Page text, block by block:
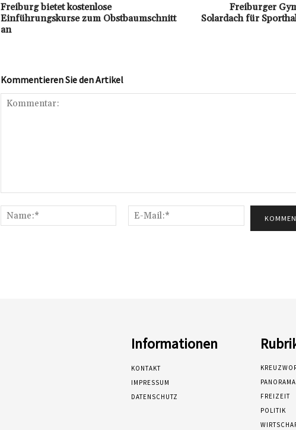
Freiburg bietet kostenlose
Einführungskurse zum Obstbaumschnitt
an
Freiburger
Solardach für
Kommentieren Sie den Artikel
Name:*
Mail:*
Informationen
KONTAKT
IMPRESSUM
DATENSCHUTZ
PANORAMA
FREIZEIT
POLITIK